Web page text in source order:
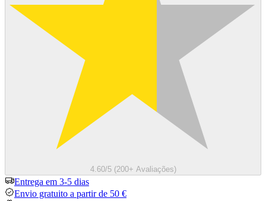
4.60/5 (200+ Avaliações)
Entrega em 3-5 dias
Envio gratuito a partir de 50 €